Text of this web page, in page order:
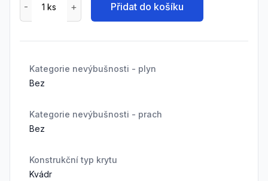
Přidat do košíku
Kategorie nevýbušnosti - plyn
Bez
Kategorie nevýbušnosti - prach
Bez
Konstrukční typ krytu
Kvádr